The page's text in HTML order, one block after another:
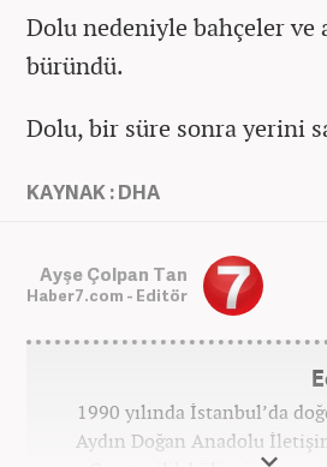
Dolu nedeniyle bahçeler ve
büründü.
Dolu, bir süre sonra yerini
KAYNAK : DHA
Ayşe Çolpan Tan
Haber7.com - Editör
1990 yılında İstanbul’da
Aydın Doğan Anadolu